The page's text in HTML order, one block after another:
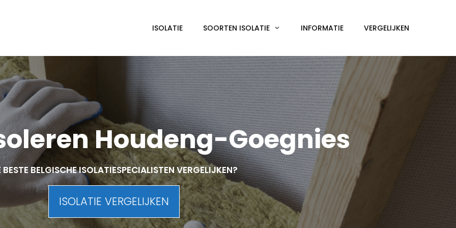
ISOLATIE SOORTEN ISOLATIE INFORMATIE VERGELIJKEN
Houdeng-Goegnies
BESTE BELGISCHE ISOLATIESPECIALISTEN VERGELIJKEN?
ISOLATIE VERGELIJKEN